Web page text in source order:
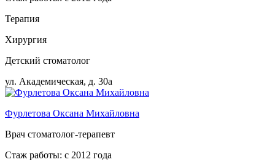
Терапия
Хирургия
Детский стоматолог
ул. Академическая, д. 30а
Фурлетова Оксана Михайловна
Врач стоматолог-терапевт
Стаж работы: с 2012 года